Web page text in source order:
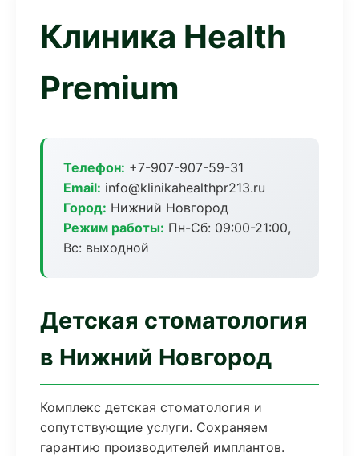
Клиника Health
Premium
Телефон: +7-907-907-59-31
Email: info@klinikahealthpr213.ru
Город: Нижний Новгород
Режим работы: Пн-Сб: 09:00-21:00,
Вс: выходной
Детская стоматология
в Нижний Новгород
Комплекс детская стоматология и
сопутствующие услуги. Сохраняем
гарантию производителей имплантов.